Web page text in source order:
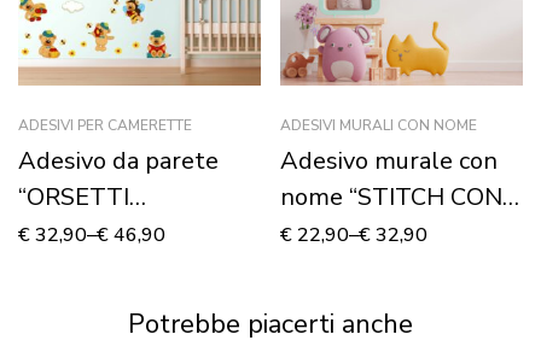
ADESIVI PER CAMERETTE
Adesivo da parete
“ORSETTI
DIVERTENTI” –
€32,90–€46,90
ADESIVI MURALI CON NOME
Adesivo murale con
nome “STITCH CON
CHITARRA”
€ 22,90–€32,90
Potrebbe piacerti anche